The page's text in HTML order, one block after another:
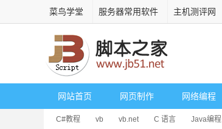
菜鸟学堂 服务器常用软件 主机测评网
网站首页 网页制作 网络编程
C#教程 vb vb.net C 语言 Java编程